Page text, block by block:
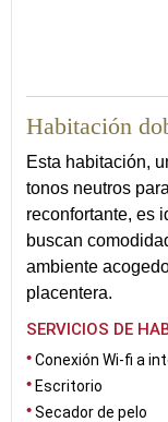
Habitación
Esta habitación,
tonos neutros
reconfortante, es
buscan
ambiente
placentera.
SERVICIOS DE
Conexión Wi-fi a
Escritorio
Secador de pelo